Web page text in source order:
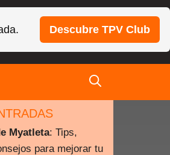
Descubre TPV Club
Myatleta: Tips,
para mejorar tu